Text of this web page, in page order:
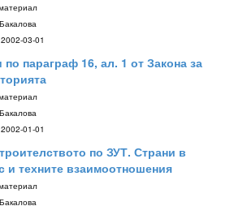
2002-03-01
параграф 16, ал. 1 от Закона за
2002-01-01
по ЗУТ. Страни в
и техните взаимоотношения